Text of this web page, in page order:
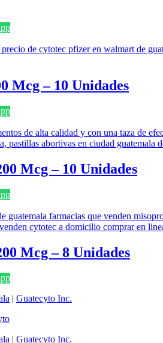
Mcg – 10 Unidades
Mcg – 10 Unidades
Mcg – 8 Unidades
| Guatecyto Inc.
| Guatecyto Inc.